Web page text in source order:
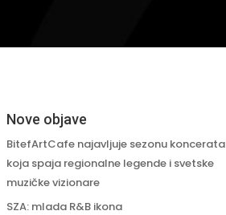
Nove objave
BitefArtCafe najavljuje sezonu koncerata
koja spaja regionalne legende i svetske
muzičke vizionare
SZA: mlada R&B ikona